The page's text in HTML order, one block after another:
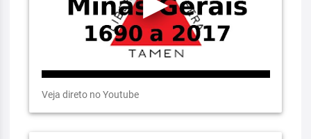
Veja direto no Youtube